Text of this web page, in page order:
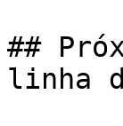
##
linha